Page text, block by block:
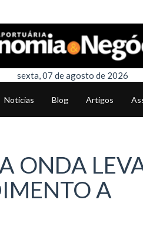
sexta, 07 de agosto de 2026
Notícias Blog Artigos
ONDA
A